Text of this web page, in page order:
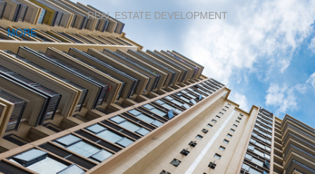
REAL ESTATE DEVELOPMENT
MORE